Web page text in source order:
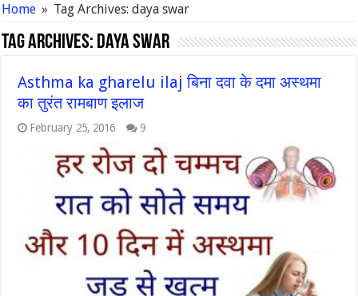
Home » Tag Archives: daya swar
Tag Archives: daya swar
Asthma ka gharelu ilaj बिना दवा के दमा अस्थमा
का तुरंत रामबाण इलाज
February 25, 2016 9